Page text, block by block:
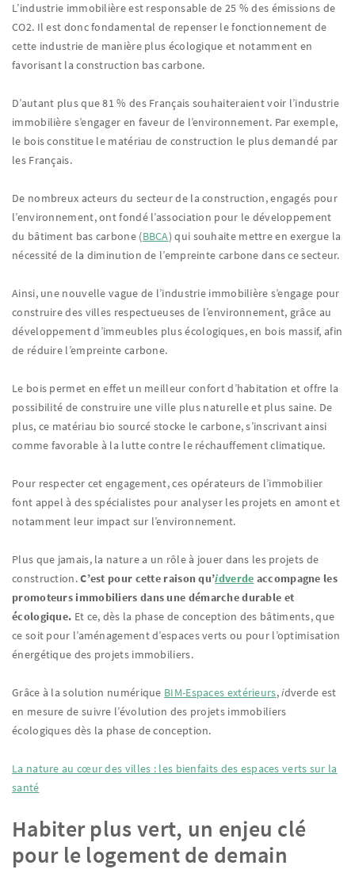
L’industrie immobilière est responsable de 25 % des émissions de
CO2. Il est donc fondamental de repenser le fonctionnement de
cette industrie de manière plus écologique et notamment en
favorisant la construction bas carbone.
D’autant plus que 81 % des Français souhaiteraient voir l’industrie
immobilière s’engager en faveur de l’environnement. Par exemple,
le bois constitue le matériau de construction le plus demandé par
les Français.
De nombreux acteurs du secteur de la construction, engagés pour
l’environnement, ont fondé l’association pour le développement
du bâtiment bas carbone (BBCA) qui souhaite mettre en exergue la
nécessité de la diminution de l’empreinte carbone dans ce secteur.
Ainsi, une nouvelle vague de l’industrie immobilière s’engage pour
construire des villes respectueuses de l’environnement, grâce au
développement d’immeubles plus écologiques, en bois massif, afin
de réduire l’empreinte carbone.
Le bois permet en effet un meilleur confort d’habitation et offre la
possibilité de construire une ville plus naturelle et plus saine. De
plus, ce matériau bio sourcé stocke le carbone, s’inscrivant ainsi
comme favorable à la lutte contre le réchauffement climatique.
Pour respecter cet engagement, ces opérateurs de l’immobilier
font appel à des spécialistes pour analyser les projets en amont et
notamment leur impact sur l’environnement.
Plus que jamais, la nature a un rôle à jouer dans les projets de
construction.C’est pour cette raison qu’idverde accompagne les
promoteurs immobiliers dans une démarche durable et
écologique. Et ce, dès la phase de conception des bâtiments, que
ce soit pour l’aménagement d’espaces verts ou pour l’optimisation
énergétique des projets immobiliers.
Grâce à la solution numérique BIM-Espaces extérieurs,idverde est
en mesure de suivre l’évolution des projets immobiliers
écologiques dès la phase de conception.
La nature au cœur des villes : les bienfaits des espaces verts sur la
santé
Habiter plus vert, un enjeu clé
pour le logement de demain